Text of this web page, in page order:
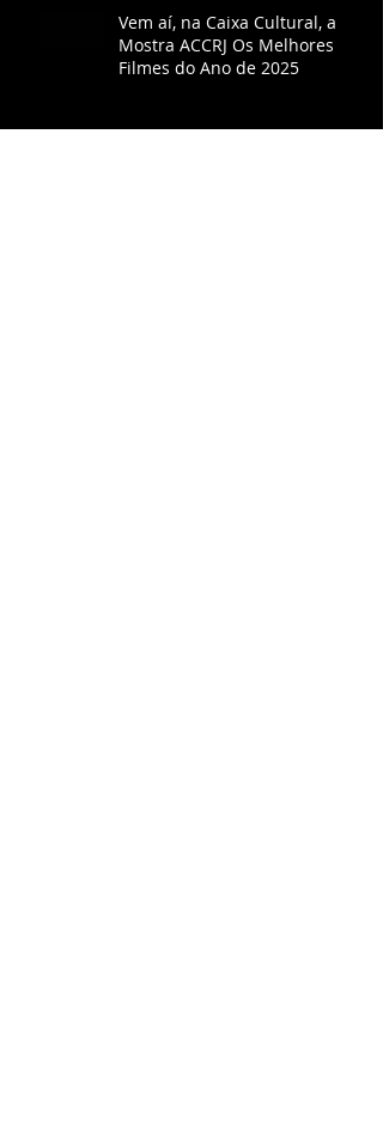
Vem aí, na Caixa Cultural, a
Mostra ACCRJ Os Melhores
Filmes do Ano de 2025